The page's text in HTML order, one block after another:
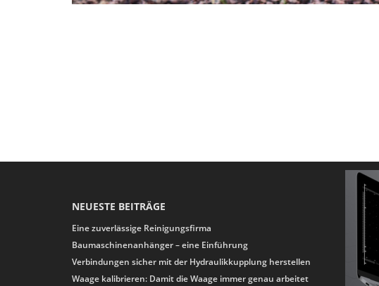
NEUESTE BEITRÄGE
Eine zuverlässige Reinigungsfirma
Baumaschinenanhänger – eine Einführung
Verbindungen sicher mit der Hydraulikkupplung herstellen
Waage kalibrieren: Damit die Waage immer genau arbeitet